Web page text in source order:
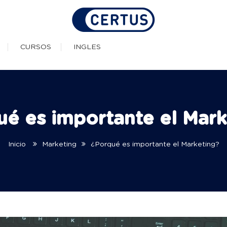
Técnicas Profesionales
CURSOS INGLES
es importante el
Inicio Marketing ¿Porqué es importante el Marketing?